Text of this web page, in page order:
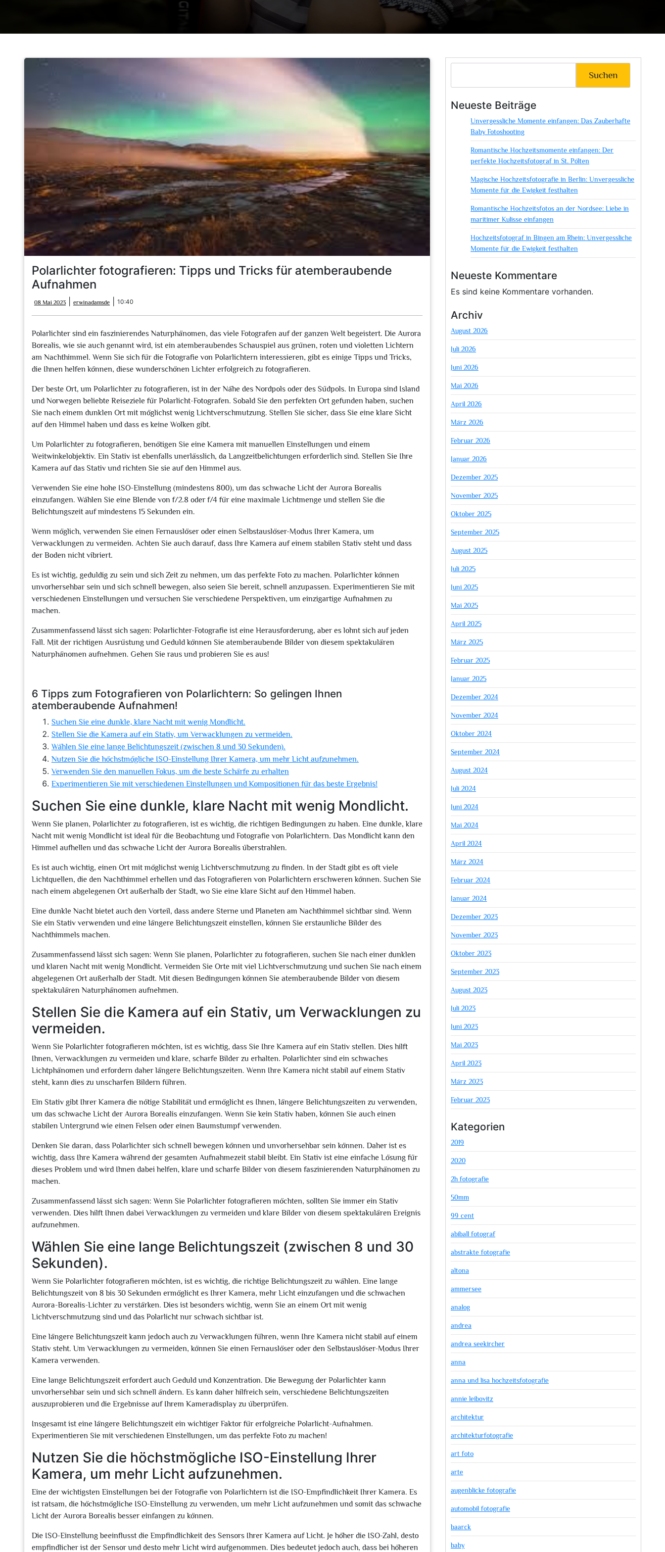
Polarlichter fotografieren: Tipps und Tricks für atemberaubende
Aufnahmen
08 Mai 2023
Mai
2023
erwinadamsde erwinadamsde
10:40
Polarlichter sind ein faszinierendes Naturphänomen, das viele Fotografen auf der ganzen Welt begeistert. Die Aurora
Borealis, wie sie auch genannt wird, ist ein atemberaubendes Schauspiel aus grünen, roten und violetten Lichtern
am Nachthimmel. Wenn Sie sich für die Fotografie von Polarlichtern interessieren, gibt es einige Tipps und Tricks,
die Ihnen helfen können, diese wunderschönen Lichter erfolgreich zu fotografieren.
Der beste Ort, um Polarlichter zu fotografieren, ist in der Nähe des Nordpols oder des Südpols. In Europa sind Island
und Norwegen beliebte Reiseziele für Polarlicht-Fotografen. Sobald Sie den perfekten Ort gefunden haben, suchen
Sie nach einem dunklen Ort mit möglichst wenig Lichtverschmutzung. Stellen Sie sicher, dass Sie eine klare Sicht
auf den Himmel haben und dass es keine Wolken gibt.
Um Polarlichter zu fotografieren, benötigen Sie eine Kamera mit manuellen Einstellungen und einem
Weitwinkelobjektiv. Ein Stativ ist ebenfalls unerlässlich, da Langzeitbelichtungen erforderlich sind. Stellen Sie Ihre
Kamera auf das Stativ und richten Sie sie auf den Himmel aus.
Verwenden Sie eine hohe ISO-Einstellung (mindestens 800), um das schwache Licht der Aurora Borealis
einzufangen. Wählen Sie eine Blende von f/2.8 oder f/4 für eine maximale Lichtmenge und stellen Sie die
Belichtungszeit auf mindestens 15 Sekunden ein.
Wenn möglich, verwenden Sie einen Fernauslöser oder einen Selbstauslöser-Modus Ihrer Kamera, um
Verwacklungen zu vermeiden. Achten Sie auch darauf, dass Ihre Kamera auf einem stabilen Stativ steht und dass
der Boden nicht vibriert.
Es ist wichtig, geduldig zu sein und sich Zeit zu nehmen, um das perfekte Foto zu machen. Polarlichter können
unvorhersehbar sein und sich schnell bewegen, also seien Sie bereit, schnell anzupassen. Experimentieren Sie mit
verschiedenen Einstellungen und versuchen Sie verschiedene Perspektiven, um einzigartige Aufnahmen zu
machen.
Zusammenfassend lässt sich sagen: Polarlichter-Fotografie ist eine Herausforderung, aber es lohnt sich auf jeden
Fall. Mit der richtigen Ausrüstung und Geduld können Sie atemberaubende Bilder von diesem spektakulären
Naturphänomen aufnehmen. Gehen Sie raus und probieren Sie es aus!
6 Tipps zum Fotografieren von Polarlichtern: So gelingen Ihnen
atemberaubende Aufnahmen!
Suchen Sie eine dunkle, klare Nacht mit wenig Mondlicht.
Stellen Sie die Kamera auf ein Stativ, um Verwacklungen zu vermeiden.
Wählen Sie eine lange Belichtungszeit (zwischen 8 und 30 Sekunden).
Nutzen Sie die höchstmögliche ISO-Einstellung Ihrer Kamera, um mehr Licht aufzunehmen.
Verwenden Sie den manuellen Fokus, um die beste Schärfe zu erhalten
Experimentieren Sie mit verschiedenen Einstellungen und Kompositionen für das beste Ergebnis!
Suchen Sie eine dunkle, klare Nacht mit wenig Mondlicht.
Wenn Sie planen, Polarlichter zu fotografieren, ist es wichtig, die richtigen Bedingungen zu haben. Eine dunkle, klare
Nacht mit wenig Mondlicht ist ideal für die Beobachtung und Fotografie von Polarlichtern. Das Mondlicht kann den
Himmel aufhellen und das schwache Licht der Aurora Borealis überstrahlen.
Es ist auch wichtig, einen Ort mit möglichst wenig Lichtverschmutzung zu finden. In der Stadt gibt es oft viele
Lichtquellen, die den Nachthimmel erhellen und das Fotografieren von Polarlichtern erschweren können. Suchen Sie
nach einem abgelegenen Ort außerhalb der Stadt, wo Sie eine klare Sicht auf den Himmel haben.
Eine dunkle Nacht bietet auch den Vorteil, dass andere Sterne und Planeten am Nachthimmel sichtbar sind. Wenn
Sie ein Stativ verwenden und eine längere Belichtungszeit einstellen, können Sie erstaunliche Bilder des
Nachthimmels machen.
Zusammenfassend lässt sich sagen: Wenn Sie planen, Polarlichter zu fotografieren, suchen Sie nach einer dunklen
und klaren Nacht mit wenig Mondlicht. Vermeiden Sie Orte mit viel Lichtverschmutzung und suchen Sie nach einem
abgelegenen Ort außerhalb der Stadt. Mit diesen Bedingungen können Sie atemberaubende Bilder von diesem
spektakulären Naturphänomen aufnehmen.
Stellen Sie die Kamera auf ein Stativ, um Verwacklungen zu
vermeiden.
Wenn Sie Polarlichter fotografieren möchten, ist es wichtig, dass Sie Ihre Kamera auf ein Stativ stellen. Dies hilft
Ihnen, Verwacklungen zu vermeiden und klare, scharfe Bilder zu erhalten. Polarlichter sind ein schwaches
Lichtphänomen und erfordern daher längere Belichtungszeiten. Wenn Ihre Kamera nicht stabil auf einem Stativ
steht, kann dies zu unscharfen Bildern führen.
Ein Stativ gibt Ihrer Kamera die nötige Stabilität und ermöglicht es Ihnen, längere Belichtungszeiten zu verwenden,
um das schwache Licht der Aurora Borealis einzufangen. Wenn Sie kein Stativ haben, können Sie auch einen
stabilen Untergrund wie einen Felsen oder einen Baumstumpf verwenden.
Denken Sie daran, dass Polarlichter sich schnell bewegen können und unvorhersehbar sein können. Daher ist es
wichtig, dass Ihre Kamera während der gesamten Aufnahmezeit stabil bleibt. Ein Stativ ist eine einfache Lösung für
dieses Problem und wird Ihnen dabei helfen, klare und scharfe Bilder von diesem faszinierenden Naturphänomen zu
machen.
Zusammenfassend lässt sich sagen: Wenn Sie Polarlichter fotografieren möchten, sollten Sie immer ein Stativ
verwenden. Dies hilft Ihnen dabei Verwacklungen zu vermeiden und klare Bilder von diesem spektakulären Ereignis
aufzunehmen.
Wählen Sie eine lange Belichtungszeit (zwischen 8 und 30
Sekunden).
Wenn Sie Polarlichter fotografieren möchten, ist es wichtig, die richtige Belichtungszeit zu wählen. Eine lange
Belichtungszeit von 8 bis 30 Sekunden ermöglicht es Ihrer Kamera, mehr Licht einzufangen und die schwachen
Aurora-Borealis-Lichter zu verstärken. Dies ist besonders wichtig, wenn Sie an einem Ort mit wenig
Lichtverschmutzung sind und das Polarlicht nur schwach sichtbar ist.
Eine längere Belichtungszeit kann jedoch auch zu Verwacklungen führen, wenn Ihre Kamera nicht stabil auf einem
Stativ steht. Um Verwacklungen zu vermeiden, können Sie einen Fernauslöser oder den Selbstauslöser-Modus Ihrer
Kamera verwenden.
Eine lange Belichtungszeit erfordert auch Geduld und Konzentration. Die Bewegung der Polarlichter kann
unvorhersehbar sein und sich schnell ändern. Es kann daher hilfreich sein, verschiedene Belichtungszeiten
auszuprobieren und die Ergebnisse auf Ihrem Kameradisplay zu überprüfen.
Insgesamt ist eine längere Belichtungszeit ein wichtiger Faktor für erfolgreiche Polarlicht-Aufnahmen.
Experimentieren Sie mit verschiedenen Einstellungen, um das perfekte Foto zu machen!
Nutzen Sie die höchstmögliche ISO-Einstellung Ihrer
Kamera, um mehr Licht aufzunehmen.
Eine der wichtigsten Einstellungen bei der Fotografie von Polarlichtern ist die ISO-Empfindlichkeit Ihrer Kamera. Es
ist ratsam, die höchstmögliche ISO-Einstellung zu verwenden, um mehr Licht aufzunehmen und somit das schwache
Licht der Aurora Borealis besser einfangen zu können.
Die ISO-Einstellung beeinflusst die Empfindlichkeit des Sensors Ihrer Kamera auf Licht. Je höher die ISO-Zahl, desto
empfindlicher ist der Sensor und desto mehr Licht wird aufgenommen. Dies bedeutet jedoch auch, dass bei höheren
Suchen
Neueste Beiträge
Unvergessliche Momente einfangen: Das Zauberhafte
Baby Fotoshooting
Romantische Hochzeitsmomente einfangen: Der
perfekte Hochzeitsfotograf in St. Pölten
Magische Hochzeitsfotografie in Berlin: Unvergessliche
Momente für die Ewigkeit festhalten
Romantische Hochzeitsfotos an der Nordsee: Liebe in
maritimer Kulisse einfangen
Hochzeitsfotograf in Bingen am Rhein: Unvergessliche
Momente für die Ewigkeit festhalten
Neueste Kommentare
Es sind keine Kommentare vorhanden.
Archiv
August 2026
Juli 2026
Juni 2026
Mai 2026
April 2026
März 2026
Februar 2026
Januar 2026
Dezember 2025
November 2025
Oktober 2025
September 2025
August 2025
Juli 2025
Juni 2025
Mai 2025
April 2025
März 2025
Februar 2025
Januar 2025
Dezember 2024
November 2024
Oktober 2024
September 2024
August 2024
Juli 2024
Juni 2024
Mai 2024
April 2024
März 2024
Februar 2024
Januar 2024
Dezember 2023
November 2023
Oktober 2023
September 2023
August 2023
Juli 2023
Juni 2023
Mai 2023
April 2023
März 2023
Februar 2023
Kategorien
2019
2020
2h fotografie
50mm
99 cent
abiball fotograf
abstrakte fotografie
altona
ammersee
analog
andrea
andrea seekircher
anna
anna und lisa hochzeitsfotografie
annie leibovitz
architektur
architekturfotografie
art foto
arte
augenblicke fotografie
automobil fotografie
baarck
baby